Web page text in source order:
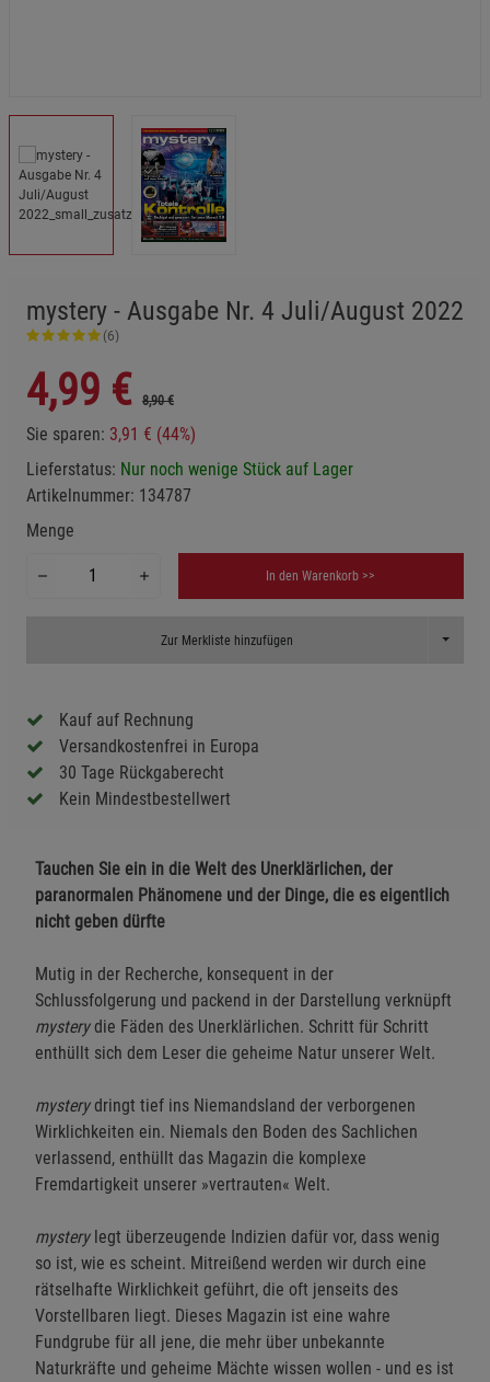
mystery - Ausgabe Nr. 4 Juli/August 2022
(6)
4,99 € 8,90 €
Sie sparen: 3,91 € (44%)
Lieferstatus: Nur noch wenige Stück auf Lager
Artikelnummer: 134787
Menge
In den Warenkorb >>
Zur Merkliste hinzufügen Toggle
Kauf auf Rechnung
Versandkostenfrei in Europa
30 Tage Rückgaberecht
Kein Mindestbestellwert
Tauchen Sie ein in die Welt des Unerklärlichen, der
paranormalen Phänomene und der Dinge, die es eigentlich
nicht geben dürfte
Mutig in der Recherche, konsequent in der
Schlussfolgerung und packend in der Darstellung verknüpft
mysterydie Fäden des Unerklärlichen. Schritt für Schritt
enthüllt sich dem Leser die geheime Natur unserer Welt.
mysterydringt tief ins Niemandsland der verborgenen
Wirklichkeiten ein. Niemals den Boden des Sachlichen
verlassend, enthüllt das Magazin die komplexe
Fremdartigkeit unserer »vertrauten« Welt.
mysterylegt überzeugende Indizien dafür vor, dass wenig
so ist, wie es scheint. Mitreißend werden wir durch eine
rätselhafte Wirklichkeit geführt, die oft jenseits des
Vorstellbaren liegt. Dieses Magazin ist eine wahre
Fundgrube für all jene, die mehr über unbekannte
Naturkräfte und geheime Mächte wissen wollen - und es ist